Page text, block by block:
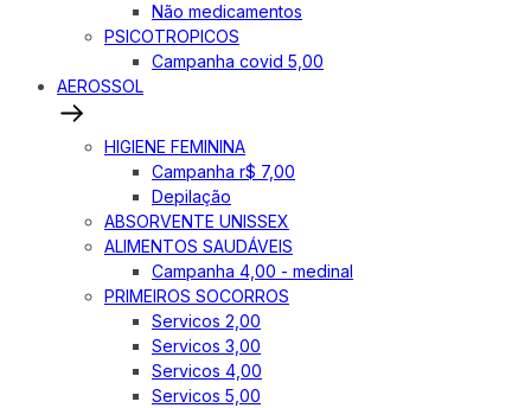
Não medicamentos
PSICOTROPICOS
Campanha covid 5,00
AEROSSOL
HIGIENE FEMININA
Campanha r$ 7,00
Depilação
ABSORVENTE UNISSEX
ALIMENTOS SAUDÁVEIS
Campanha 4,00 - medinal
PRIMEIROS SOCORROS
Servicos 2,00
Servicos 3,00
Servicos 4,00
Servicos 5,00